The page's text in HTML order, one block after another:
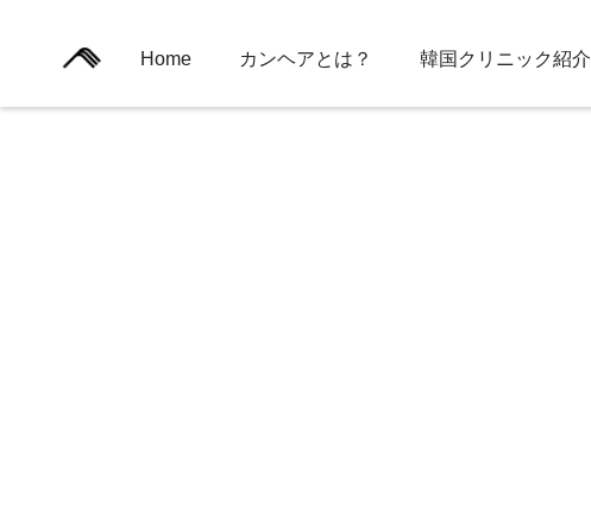
Home カンヘアとは？ 韓国クリニック紹介